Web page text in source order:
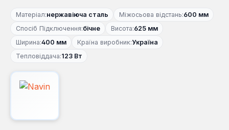
Матеріал:нержавіюча сталь Міжосьова відстань:600 мм
Спосіб Підключення:бічне Висота:625 мм
Ширина:400 мм Країна виробник:Україна
Тепловіддача:123 Вт